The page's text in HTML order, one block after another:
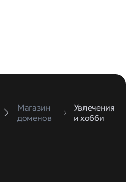
Магазин
доменов
Увлечения
и хобби